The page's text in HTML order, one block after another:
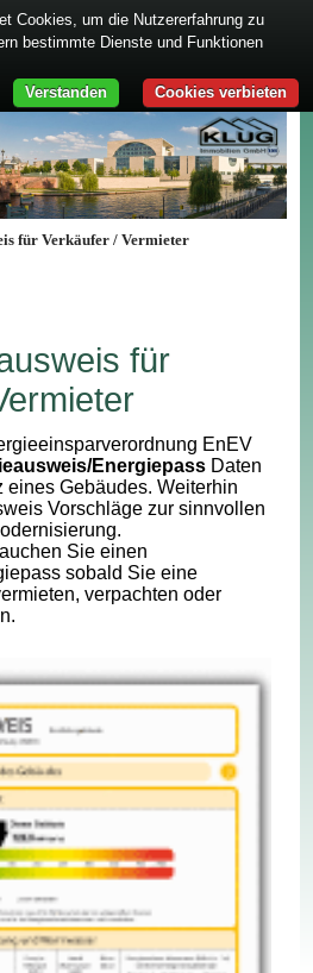
für Verkäufer / Vermieter
für
EnEV
Energiepass Daten
Gebäudes. Weiterhin
Vorschläge zur sinnvollen
Sie einen
sobald Sie eine
verpachten oder
Cookies, um die Nutzererfahrung zu
bestimmte Dienste und Funktionen
Cookies verbieten
Verstanden